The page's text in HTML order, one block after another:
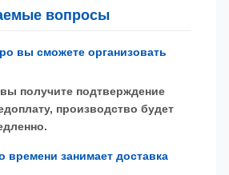
вопросы
вы сможете организовать
получите подтверждение
производство будет
времени занимает доставка